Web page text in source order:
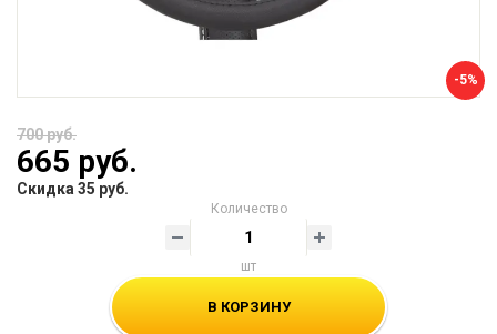
-5%
700 руб.
665 руб.
Скидка 35 руб.
Количество
шт
В КОРЗИНУ